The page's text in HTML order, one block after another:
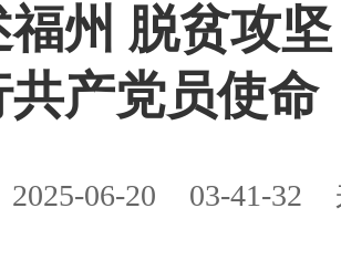
福州 脱贫攻
共产党员使命
2025-06-20 03-41-32